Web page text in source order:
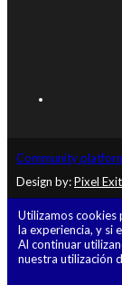
Community
Design by:Pixel Exit
Utilizamos cookies
la experiencia, y si
Al continuar
nuestra utilización